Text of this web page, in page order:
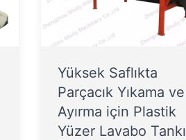
Yüksek Saflıkta
Parçacık Yıkama ve
Ayırma için Plastik
Yüzer Lavabo Tankı